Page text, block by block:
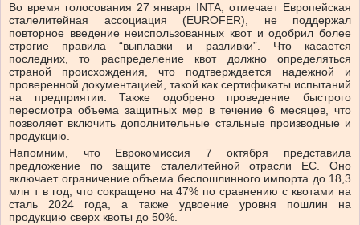
Во время голосования 27 января INTA, отмечает Европейская
сталелитейная ассоциация (EUROFER), не поддержал
повторное введение неиспользованных квот и одобрил более
строгие правила “выплавки и разливки”. Что касается
последних, то распределение квот должно определяться
страной происхождения, что подтверждается надежной и
проверенной документацией, такой как сертификаты испытаний
на предприятии. Также одобрено проведение быстрого
пересмотра объема защитных мер в течение 6 месяцев, что
позволяет включить дополнительные стальные производные и
продукцию.
Напомним, что Еврокомиссия 7 октября представила
предложение по защите сталелитейной отрасли ЕС. Оно
включает ограничение объема беспошлинного импорта до 18,3
млн т в год, что сокращено на 47% по сравнению с квотами на
сталь 2024 года, а также удвоение уровня пошлин на
продукцию сверх квоты до 50%.